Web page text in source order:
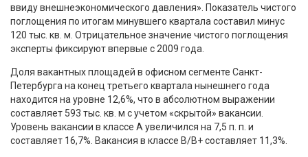
ввиду внешнеэкономического давления». Показатель чистого
поглощения по итогам минувшего квартала составил минус
120 тыс. кв. м. Отрицательное значение чистого поглощения
эксперты фиксируют впервые с 2009 года.
Доля вакантных площадей в офисном сегменте Санкт-
Петербурга на конец третьего квартала нынешнего года
находится на уровне 12,6%, что в абсолютном выражении
составляет 593 тыс. кв. м с учетом «скрытой» вакансии.
Уровень вакансии в классе А увеличился на 7,5 п. п. и
составляет 16,7%. Вакансия в классе В/В+ составляет 11,3%.